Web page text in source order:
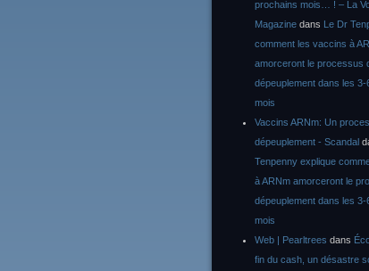
prochains mois… ! – La
Magazine dans Le Dr
comment les vaccins à
amorceront le processus
dépeuplement dans les 3-
mois
Vaccins ARNm: Un
dépeuplement - Scandal
Tenpenny explique
à ARNm amorceront le
dépeuplement dans les 3-
mois
Web | Pearltrees dans
fin du cash, un désastre